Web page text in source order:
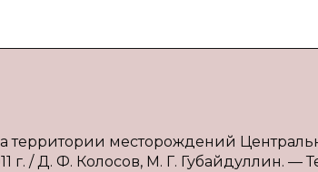
территории месторождений
/ Д. Ф. Колосов, М. Г. Губайдуллин. —